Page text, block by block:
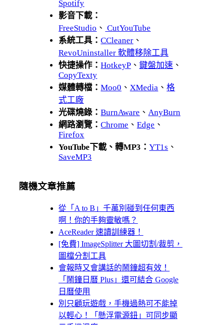
Spotify
影音下載：
FreeStudio 、 CutYouTube
系統工具：CCleaner 、
RevoUninstaller 軟體移除工具
快捷操作：HotkeyP 、鍵盤加速 、
CopyTexty
媒體轉檔：Moo0 、 XMedia 、格
式工廠
光碟燒錄：BurnAware 、 AnyBurn
網路瀏覽：Chrome 、Edge 、
Firefox
YouTube下載、轉MP3：YT1s 、
SaveMP3
隨機文章推薦
從「A to B」千萬別碰到任何東西
啊！你的手夠靈敏嗎？
AceReader 速讀訓練器！
[免費] ImageSplitter 大圖切割/裁剪，
圖檔分割工具
會報時又會講話的鬧鐘超有效！
「鬧鐘日曆 Plus」還可結合 Google
日曆使用
別只顧玩遊戲，手機過熱可不能掉
以輕心！「懸浮電源鈕」可同步顯